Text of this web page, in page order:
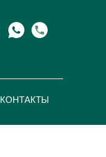
КОНТАКТЫ